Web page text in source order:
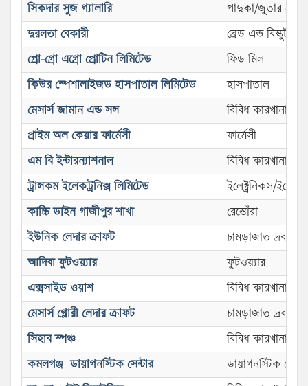
সিকদার সুজ গ্যালারি
পাদুকা/জুতার
দুরলতা বেকারী
ব্রেড এন্ড বিস্কুট
প্রো-গ্রো এগ্রো প্রোটিন লিমিটেড
ফিড মিল
কিউর স্পেশালাইজড হাসপাতাল লিমিটেড
হাসপাতাল
মেসার্স জামান এন্ড সন্স
বিবিধ কারখানা
প্রাইম অল কেয়ার ফার্মেসী
ফার্মেসী
এম বি ইন্টারন্যাশনাল
বিবিধ কারখানা
ট্রান্সকম ইলেকট্রনিক্স লিমিটেড
ইলেক্ট্রনিকস/
কাচ্চি ডাইন গাজীপুর শাখা
রেস্তোঁরা
ইউনিক লেদার ক্রাফট
চামড়াজাত দ্রব্য
আদিবা ফুটওয়্যার
ফুটওয়্যার
এক্সসাইড ওয়াশ
বিবিধ কারখানা
মেসার্স গ্লোরী লেদার ক্রাফট
চামড়াজাত দ্রব্য
সিহাব স্পঞ্চ
বিবিধ কারখানা
কমলগঞ্জ ‍ ডায়াগনস্টিক সেন্টার
ডায়াগনস্টিক